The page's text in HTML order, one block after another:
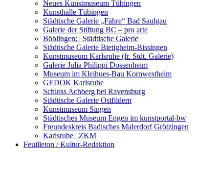
Kunstwettbewerbe, Ausschreibungen für Künstler
Neues Kunstmuseum Tübingen
Kunsthalle Tübingen
Städtische Galerie „Fähre“ Bad Saulgau
Galerie der Stiftung BC – pro arte
Böblingen: | Städtische Galerie
Städtische Galerie Bietigheim-Bissingen
Kunstmuseum Karlsruhe (fr. Stdt. Galerie)
Galerie Julia Philippi Dossenheim
Museum im Kleihues-Bau Kornwestheim
GEDOK Karlsruhe
Schloss Achberg bei Ravensburg
Städtische Galerie Ostfildern
Kunstmuseum Singen
Städtisches Museum Engen im kunstportal-bw
Freundeskreis Badisches Malerdorf Grötzingen
Karlsruhe | ZKM
Feuilleton / Kultur-Redaktion